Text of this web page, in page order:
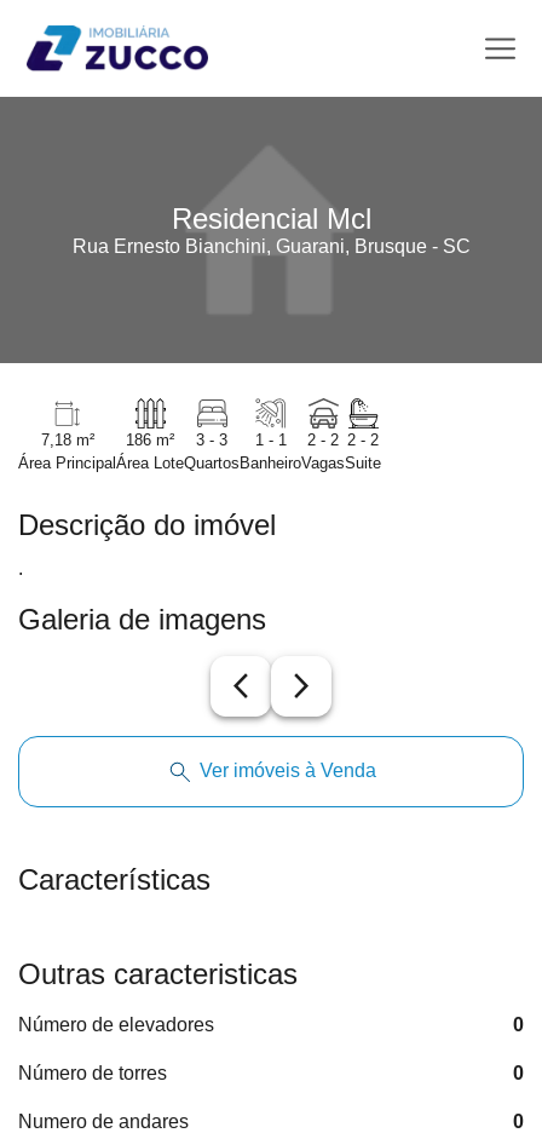
Residencial Mcl
Rua Ernesto Bianchini, Guarani, Brusque - SC
7,18 m²
Área Principal
186 m²
Área Lote
3 - 3
Quartos
1 - 1
Banheiro
2 - 2
Vagas
2 - 2
Suite
Descrição do imóvel
.
Galeria de imagens
arrow_back_ios_new arrow_forward_ios
Ver imóveis à Venda
Características
Outras caracteristicas
Número de elevadores 0
Número de torres 0
Numero de andares 0